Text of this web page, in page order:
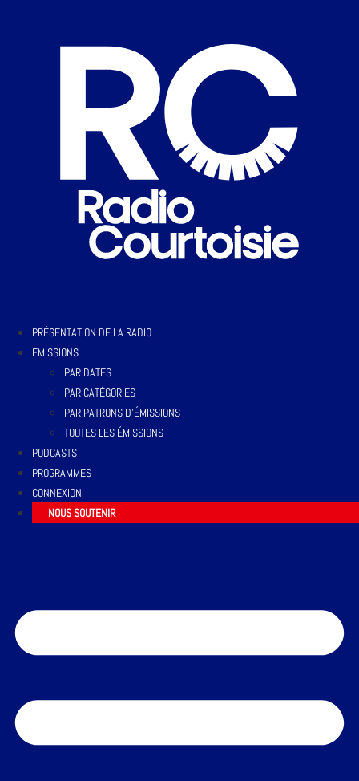
PRÉSENTATION DE LA RADIO
EMISSIONS
PAR DATES
PAR CATÉGORIES
PAR PATRONS D’ÉMISSIONS
TOUTES LES ÉMISSIONS
PODCASTS
PROGRAMMES
CONNEXION
NOUS SOUTENIR